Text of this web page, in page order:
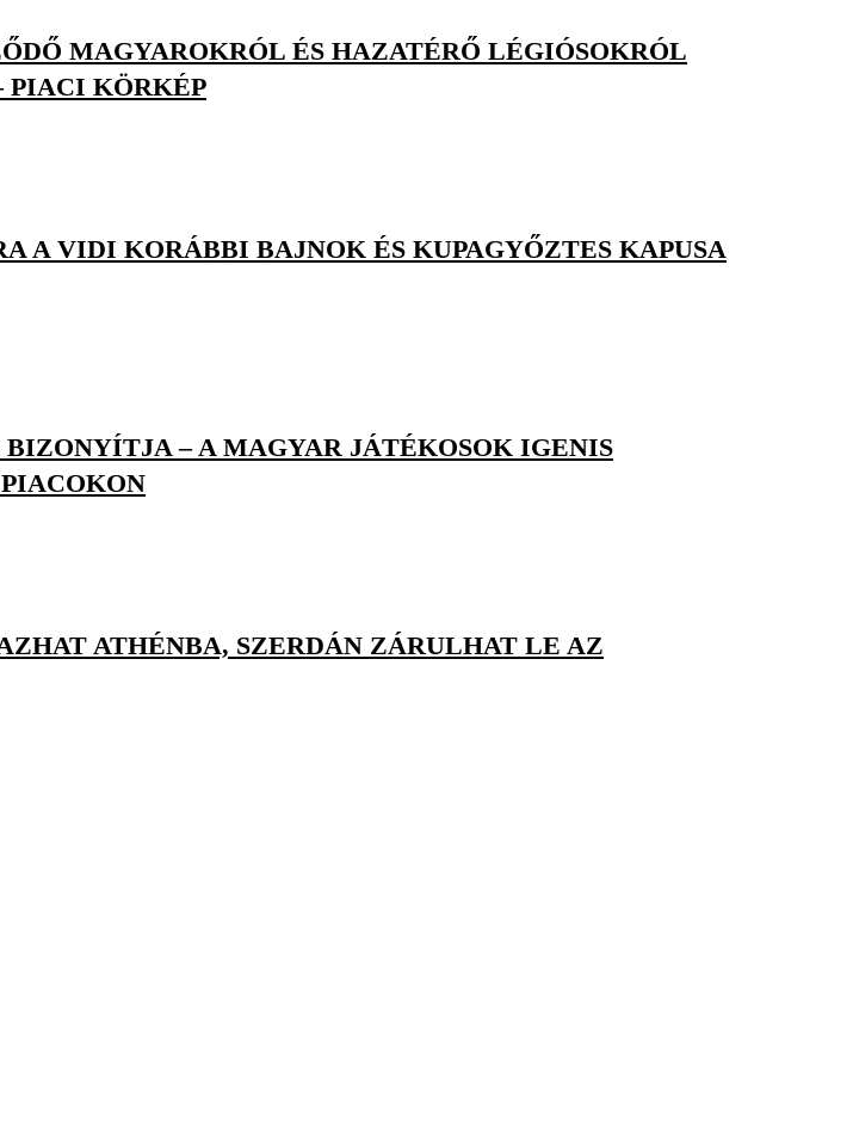
MAGYAROKRÓL ÉS HAZATÉRŐ LÉGIÓSOKRÓL
PIACI KÖRKÉP
A VIDI KORÁBBI BAJNOK ÉS KUPAGYŐZTES KAPUSA
BIZONYÍTJA – A MAGYAR JÁTÉKOSOK IGENIS
ATHÉNBA, SZERDÁN ZÁRULHAT LE AZ